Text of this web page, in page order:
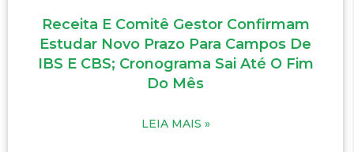
Receita E Comitê Gestor Confirmam
Estudar Novo Prazo Para Campos De
IBS E CBS; Cronograma Sai Até O Fim
Do Mês
LEIA MAIS »